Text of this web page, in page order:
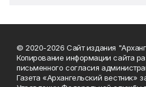
© 2020-2026 Сайт издания
Копирование информации сайта
письменного согласия
Газета «Архангельский вестник»